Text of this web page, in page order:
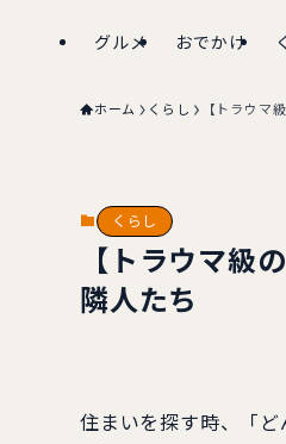
グルメ おでかけ
ホーム くらし 【トラウマ
くらし
【トラウマ級
隣人たち
住まいを探す時、「